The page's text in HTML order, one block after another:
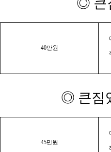
40만원
◎ 큰짐
45만원